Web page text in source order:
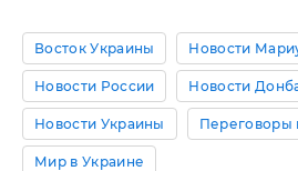
Восток Украины Новости
Новости России Новости
Новости Украины Переговоры
Мир в Украине